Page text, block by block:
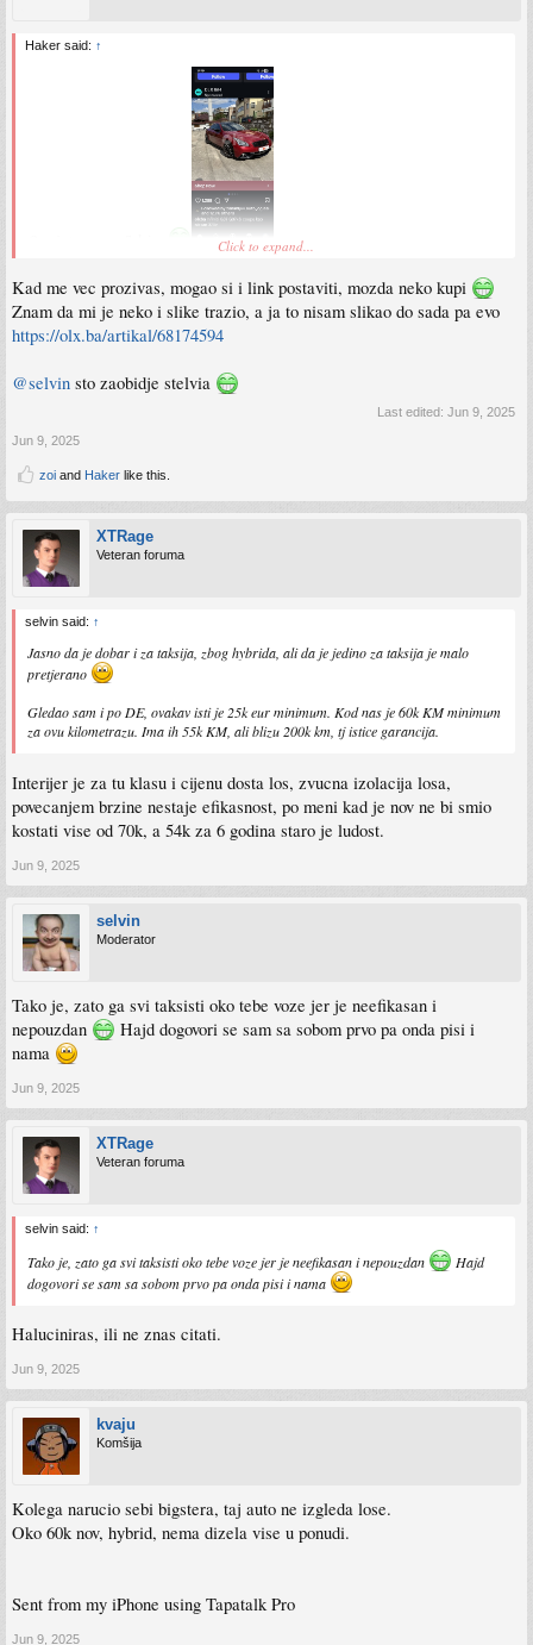
Haker said: ↑
Sent from my SM-S911B using Tapatalk
Click to expand...
Kad me vec prozivas, mogao si i link postaviti, mozda neko kupi
Znam da mi je neko i slike trazio, a ja to nisam slikao do sada pa evo
https://olx.ba/artikal/68174594
@selvin sto zaobidje stelvia
Last edited: Jun 9, 2025
Jun 9, 2025
zoi and Haker like this.
XTRage
Veteran foruma
selvin said: ↑
Jasno da je dobar i za taksija, zbog hybrida, ali da je jedino za taksija je malo
pretjerano
Gledao sam i po DE, ovakav isti je 25k eur minimum. Kod nas je 60k KM minimum
za ovu kilometrazu. Ima ih 55k KM, ali blizu 200k km, tj istice garancija.
Interijer je za tu klasu i cijenu dosta los, zvucna izolacija losa,
povecanjem brzine nestaje efikasnost, po meni kad je nov ne bi smio
kostati vise od 70k, a 54k za 6 godina staro je ludost.
Jun 9, 2025
selvin
Moderator
Tako je, zato ga svi taksisti oko tebe voze jer je neefikasan i
nepouzdan
Hajd dogovori se sam sa sobom prvo pa onda pisi i
nama
Jun 9, 2025
XTRage
Veteran foruma
selvin said: ↑
Tako je, zato ga svi taksisti oko tebe voze jer je neefikasan i nepouzdan
Hajd
dogovori se sam sa sobom prvo pa onda pisi i nama
Haluciniras, ili ne znas citati.
Jun 9, 2025
kvaju
Komšija
Kolega narucio sebi bigstera, taj auto ne izgleda lose.
Oko 60k nov, hybrid, nema dizela vise u ponudi.
Sent from my iPhone using Tapatalk Pro
Jun 9, 2025